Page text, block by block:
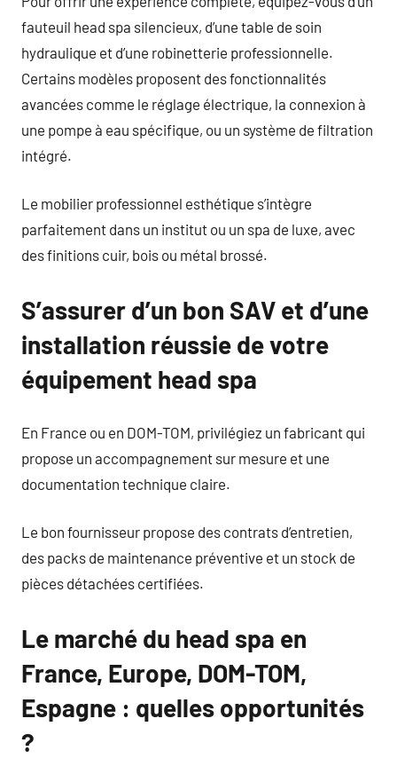
fauteuil head spa silencieux, d’une table de soin
hydraulique et d’une robinetterie professionnelle.
Certains modèles proposent des fonctionnalités
avancées comme le réglage électrique, la connexion à
une pompe à eau spécifique, ou un système de filtration
intégré.
Le mobilier professionnel esthétique s’intègre
parfaitement dans un institut ou un spa de luxe, avec
des finitions cuir, bois ou métal brossé.
S’assurer d’un bon SAV et d’une
installation réussie de votre
équipement head spa
En France ou en DOM-TOM, privilégiez un fabricant qui
propose un accompagnement sur mesure et une
documentation technique claire.
Le bon fournisseur propose des contrats d’entretien,
des packs de maintenance préventive et un stock de
pièces détachées certifiées.
Le marché du head spa en
France, Europe, DOM-TOM,
Espagne : quelles opportunités
?